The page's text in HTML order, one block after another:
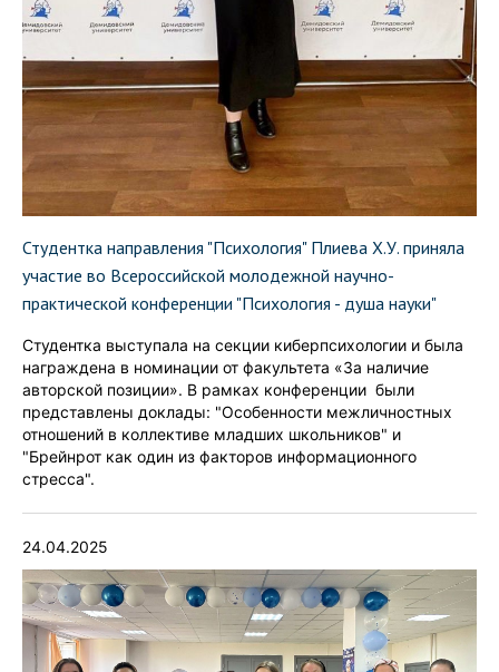
Студентка направления "Психология" Плиева Х.У. приняла
участие во Всероссийской молодежной научно-
практической конференции "Психология - душа науки"
Студентка выступала на секции киберпсихологии и была
награждена в номинации от факультета «За наличие
авторской позиции». В рамках конференции были
представлены доклады: "Особенности межличностных
отношений в коллективе младших школьников" и
"Брейнрот как один из факторов информационного
стресса".
24.04.2025